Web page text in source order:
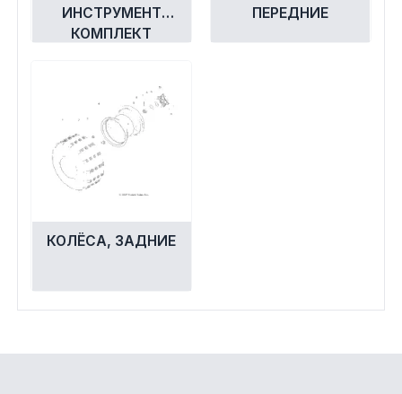
ИНСТРУМЕНТ
КОМПЛЕКТ
ПЕРЕДНИЕ
КОЛЁСА, ЗАДНИЕ